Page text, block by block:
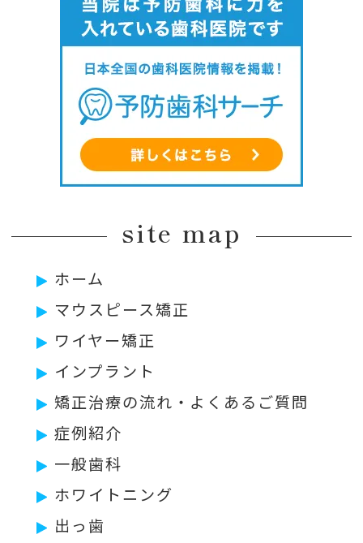
site map
ホーム
マウスピース矯正
ワイヤー矯正
インプラント
矯正治療の流れ・よくあるご質問
症例紹介
一般歯科
ホワイトニング
出っ歯